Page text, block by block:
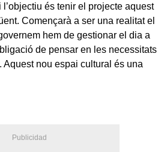
és tenir el projecte aquest
Començarà a ser una realitat el
hem de gestionar el dia a
de pensar en les necessitats
Aquest nou espai cultural és una